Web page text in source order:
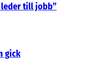
till jobb”
gick